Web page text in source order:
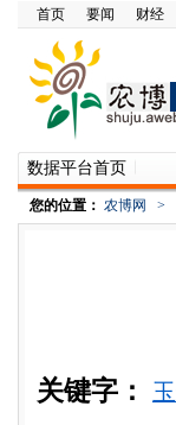
首页 要闻 财经
数据平台首页
您的位置： 农博网 >
关键字：